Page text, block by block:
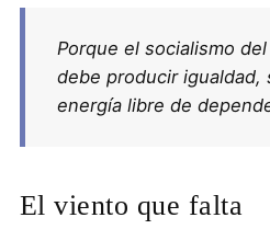
Porque el socialismo
debe producir igualdad,
energía libre de
El viento que falta